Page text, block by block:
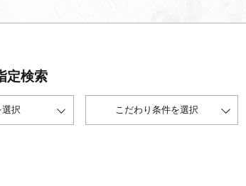
定検索
選択 こだわり条件を選択